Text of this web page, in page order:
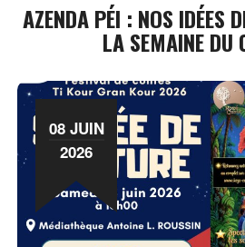
AZENDA PÉI : NOS IDÉES
LA SEMAINE DU
08 JUIN
2026